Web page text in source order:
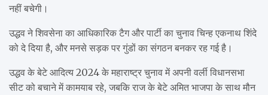
नहीं बचेगी।
उद्धव ने शिवसेना का आधिकारिक टैग और पार्टी का चुनाव चिन्ह एकनाथ शिंदे
को दे दिया है, और मनसे सड़क पर गुंडों का संगठन बनकर रह गई है।
उद्धव के बेटे आदित्य 2024 के महाराष्ट्र चुनाव में अपनी वर्ली विधानसभा
सीट को बचाने में कामयाब रहे, जबकि राज के बेटे अमित भाजपा के साथ मौन